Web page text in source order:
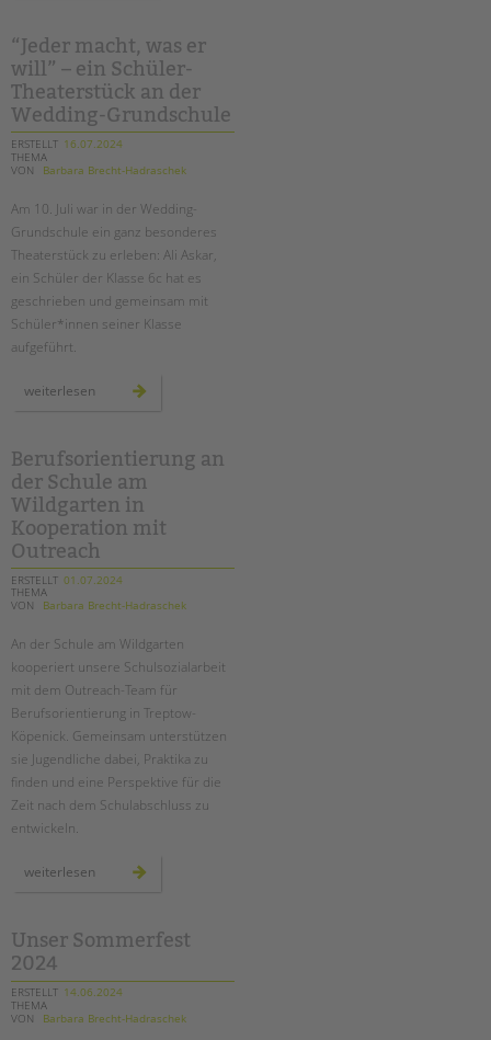
für
mehr
grün
auf
dem
schulhof
“Jeder macht, was er
will” – ein Schüler-
Theaterstück an der
Wedding-Grundschule
ERSTELLT 16.07.2024
THEMA
VON
Barbara Brecht-Hadraschek
Am 10. Juli war in der Wedding-
Grundschule ein ganz besonderes
Theaterstück zu erleben: Ali Askar,
ein Schüler der Klasse 6c hat es
geschrieben und gemeinsam mit
Schüler*innen seiner Klasse
aufgeführt.
weiterlesen
–
ein
schüler-
theaterstück
an
der
wedding-
grundschule
Berufsorientierung an
der Schule am
Wildgarten in
Kooperation mit
Outreach
ERSTELLT 01.07.2024
THEMA
VON
Barbara Brecht-Hadraschek
An der Schule am Wildgarten
kooperiert unsere Schulsozialarbeit
mit dem Outreach-Team für
Berufsorientierung in Treptow-
Köpenick. Gemeinsam unterstützen
sie Jugendliche dabei, Praktika zu
finden und eine Perspektive für die
Zeit nach dem Schulabschluss zu
entwickeln.
weiterlesen berufsorientierung
wildgarten
in
outreach
Unser Sommerfest
2024
ERSTELLT 14.06.2024
THEMA
VON
Barbara Brecht-Hadraschek